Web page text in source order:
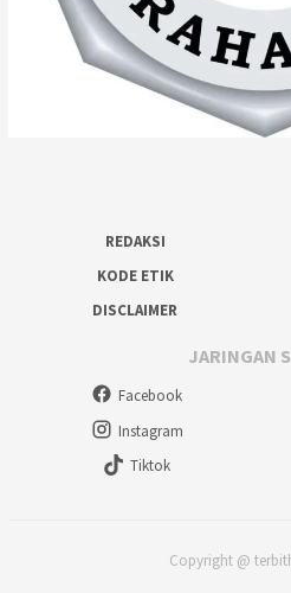
REDAKSI
KODE ETIK
DISCLAIMER
JARINGAN
Facebook
Instagram
Tiktok
Copyright @